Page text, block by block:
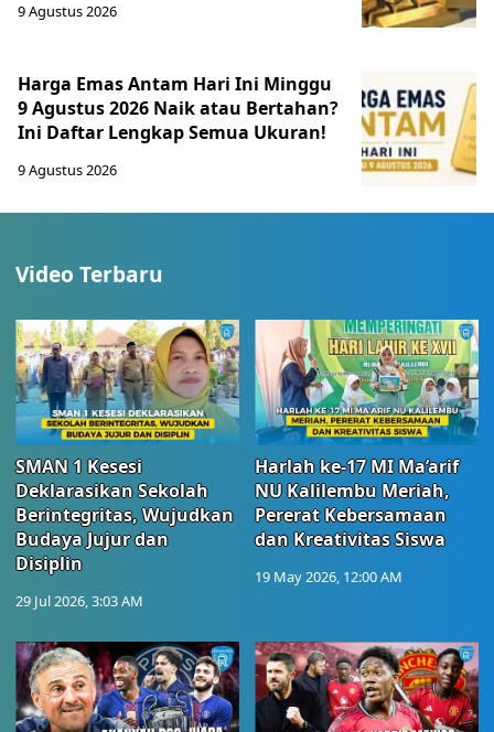
9 Agustus 2026
Harga Emas Antam Hari Ini Minggu
9 Agustus 2026 Naik atau Bertahan?
Ini Daftar Lengkap Semua Ukuran!
9 Agustus 2026
Video Terbaru
SMAN 1 Kesesi
Deklarasikan Sekolah
Berintegritas, Wujudkan
Budaya Jujur dan
Disiplin
29 Jul 2026, 3:03 AM
Harlah ke-17 MI Ma’arif
NU Kalilembu Meriah,
Pererat Kebersamaan
dan Kreativitas Siswa
19 May 2026, 12:00 AM